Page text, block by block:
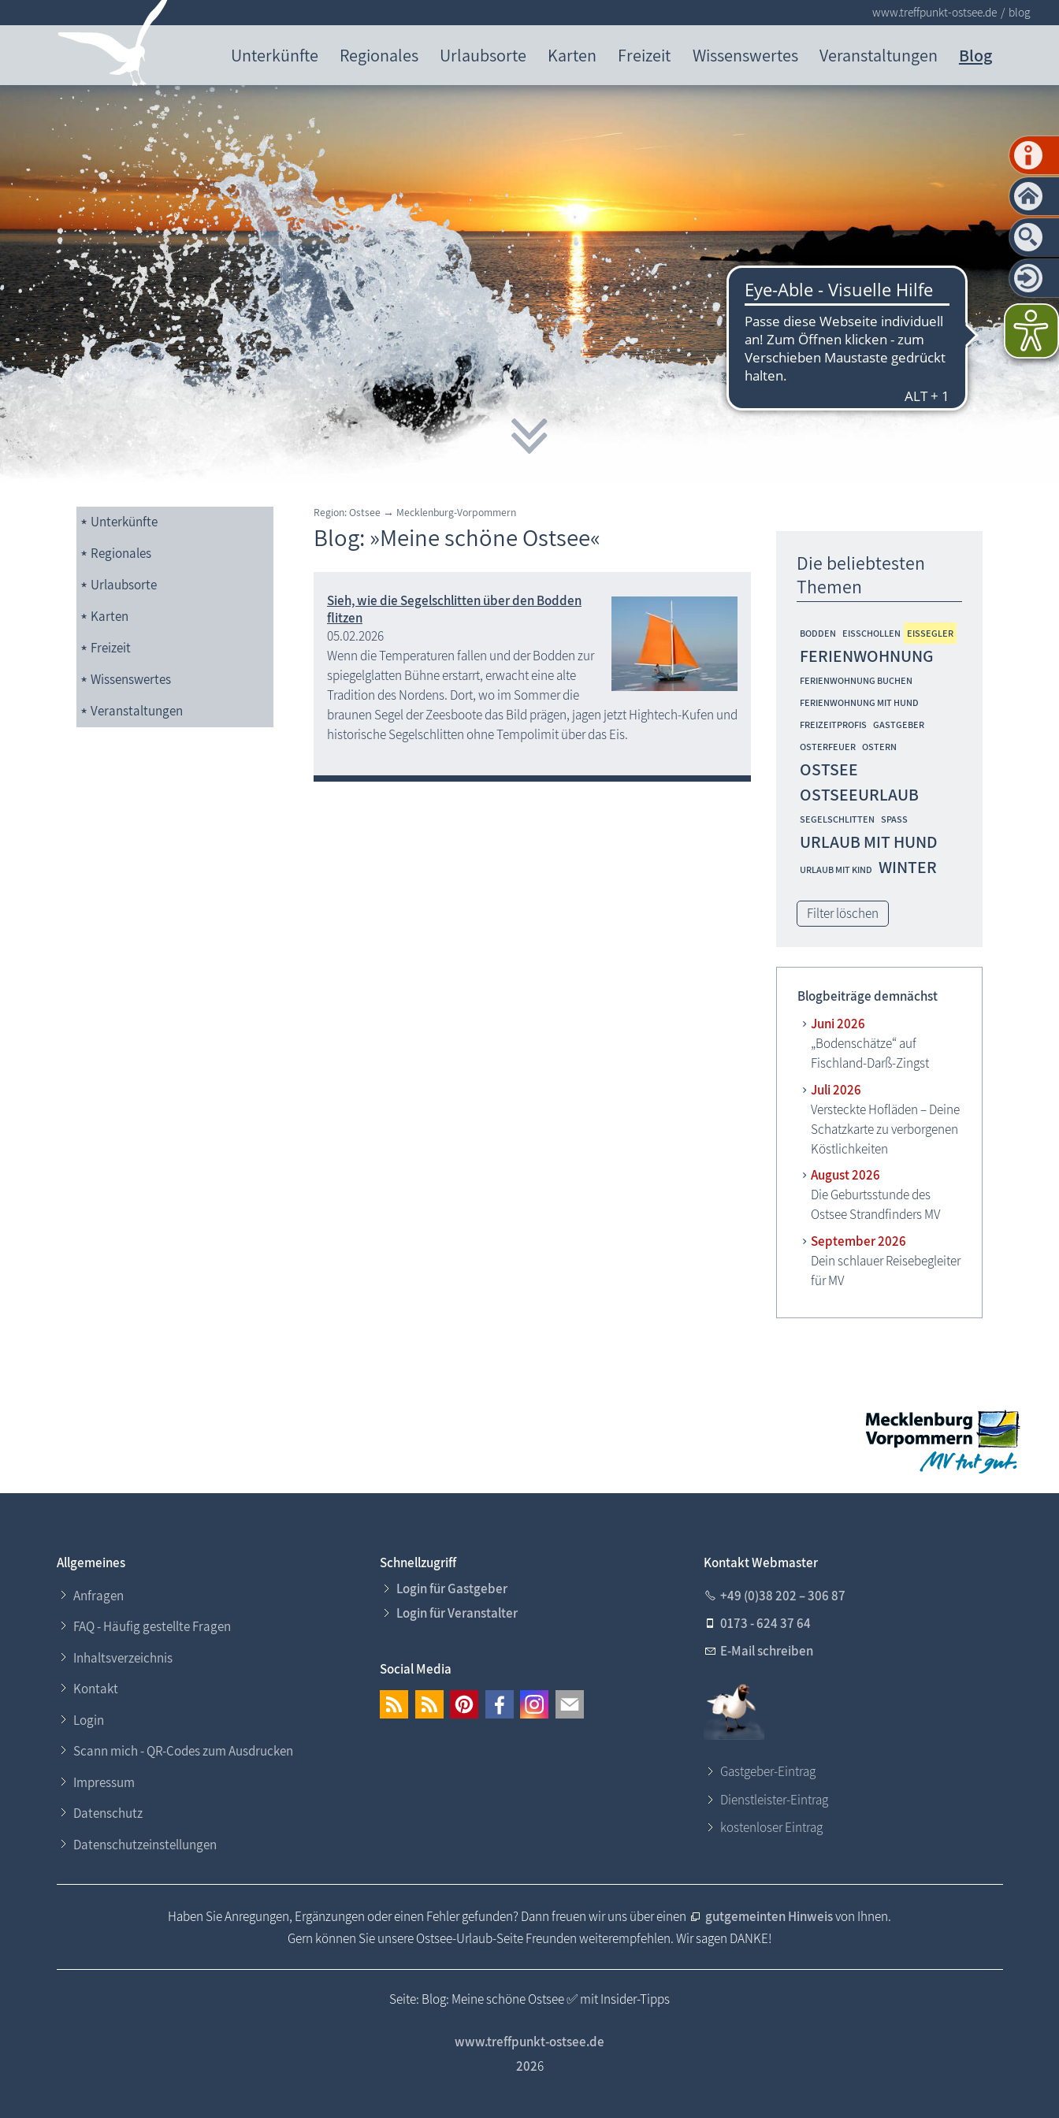
Unterkünfte Regionales Urlaubsorte Karten Freizeit Wissenswertes Veranstaltungen Blog
Blog: Meine schöne Ostsee
www.treffpunkt-ostsee.de blog
Unterkünfte
Regionales
Urlaubsorte
Karten
Freizeit
Wissenswertes
Veranstaltungen
Region: Ostsee → Mecklenburg-Vorpommern
Blog: »Meine schöne Ostsee«
Sieh, wie die Segelschlitten über den Bodden
flitzen
05.02.2026
Wenn die Temperaturen fallen und der Bodden zur
spiegelglatten Bühne erstarrt, erwacht eine alte
Tradition des Nordens. Dort, wo im Sommer die
braunen Segel der Zeesboote das Bild prägen, jagen jetzt Hightech-Kufen und
historische Segelschlitten ohne Tempolimit über das Eis.
Die beliebtesten
Themen
BODDEN EISSCHOLLEN EISSEGLER
FERIENWOHNUNG
FERIENWOHNUNG BUCHEN
FERIENWOHNUNG MIT HUND
FREIZEITPROFIS GASTGEBER
OSTERFEUER OSTERN
OSTSEE
OSTSEEURLAUB
SEGELSCHLITTEN SPASS
URLAUB MIT HUND
URLAUB MIT KIND WINTER
Filter löschen
Blogbeiträge demnächst
Juni 2026
„Bodenschätze“ auf
Fischland-Darß-Zingst
Juli 2026
Versteckte Hofläden – Deine
Schatzkarte zu ver­borgenen
Köstlichkeiten
August 2026
Die Geburtsstunde des
Ostsee Strandfinders MV
September 2026
Dein schlauer Reisebegleiter
für MV
Allgemeines
Anfragen
FAQ - Häufig gestellte Fragen
Inhaltsverzeichnis
Kontakt
Login
Scann mich - QR-Codes zum Ausdrucken
Impressum
Datenschutz
Datenschutzeinstellungen
Schnellzugriff
Login für Gastgeber
Login für Veranstalter
Social Media
Kontakt Webmaster
+49 (0)38 202 – 306 87
0173 - 624 37 64
E-Mail schreiben
Gastgeber-Eintrag
Dienstleister-Eintrag
kostenloser Eintrag
Haben Sie Anregungen, Ergänzungen oder einen Fehler gefunden? Dann freuen wir uns über einen gutgemeinten Hinweisvon Ihnen.
Gern können Sie unsere Ostsee-Urlaub-Seite Freunden weiterempfehlen. Wir sagen DANKE!
Seite: Blog: Meine schöne Ostsee ✅ mit Insider-Tipps
www.treffpunkt-ostsee.de
2026